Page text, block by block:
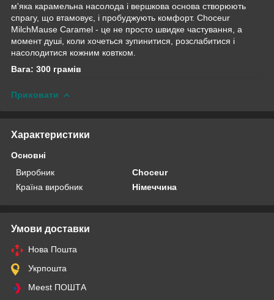
м'яка карамельна насолода і вершкова основа створюють
спрагу, що втамовує, і пробуджують комфорт. Choceur
MilchMause Caramel - це не просто швидке частування, а
момент душі, коли хочеться зупинитися, розслабитися і
насолодитися кожним ковтком.
Вага: 300 грамів
Приховати
Характеристики
Основні
Виробник
Choceur
Країна виробник
Німеччина
Умови доставки
Нова Пошта
Укрпошта
Meest ПОШТА